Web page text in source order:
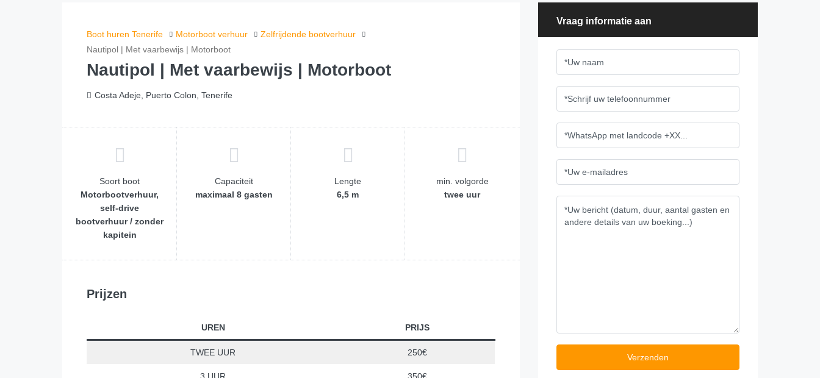
Boot huren Tenerife Motorboot verhuur
Zelfrijdende bootverhuur
Nautipol | Met vaarbewijs | Motorboot
Nautipol | Met vaarbewijs | Motorboot
Costa Adeje, Puerto Colon, Tenerife
Soort boot
Motorbootverhuur,
self-drive
bootverhuur / zonder
kapitein
Capaciteit
maximaal 8 gasten
Lengte
6,5 m
min. volgorde
twee uur
Prijzen
UREN PRIJS
TWEE UUR 250€
Vraag informatie aan